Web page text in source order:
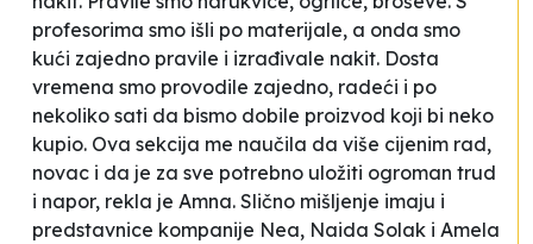
profesorima smo išli po materijale, a onda smo
kući zajedno pravile i izrađivale nakit. Dosta
vremena smo provodile zajedno, radeći i po
nekoliko sati da bismo dobile proizvod koji bi neko
kupio. Ova sekcija me naučila da više cijenim rad,
novac i da je za sve potrebno uložiti ogroman trud
i napor, rekla je Amna. Slično mišljenje imaju i
predstavnice kompanije Nea, Naida Solak i Amela